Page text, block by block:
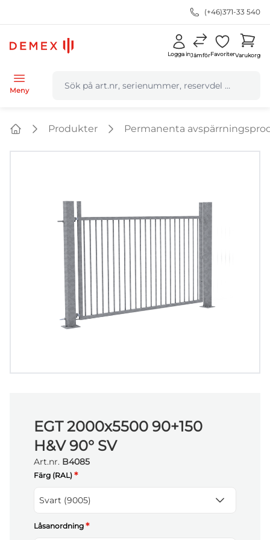
(+46)371-33 540
Logga inJämförFavoriterVarukorg
Meny
Produkter Permanenta
EGT 2000x5500 90+150
H&V 90° SV
Art.nr. B4085
Färg (RAL) *
Svart (9005)
Låsanordning *